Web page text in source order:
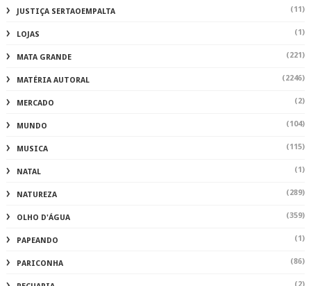
JUSTIÇA SERTAOEMPALTA (11)
LOJAS (1)
MATA GRANDE (221)
MATÉRIA AUTORAL (2246)
MERCADO (2)
MUNDO (104)
MUSICA (115)
NATAL (1)
NATUREZA (289)
OLHO D'ÁGUA (359)
PAPEANDO (1)
PARICONHA (86)